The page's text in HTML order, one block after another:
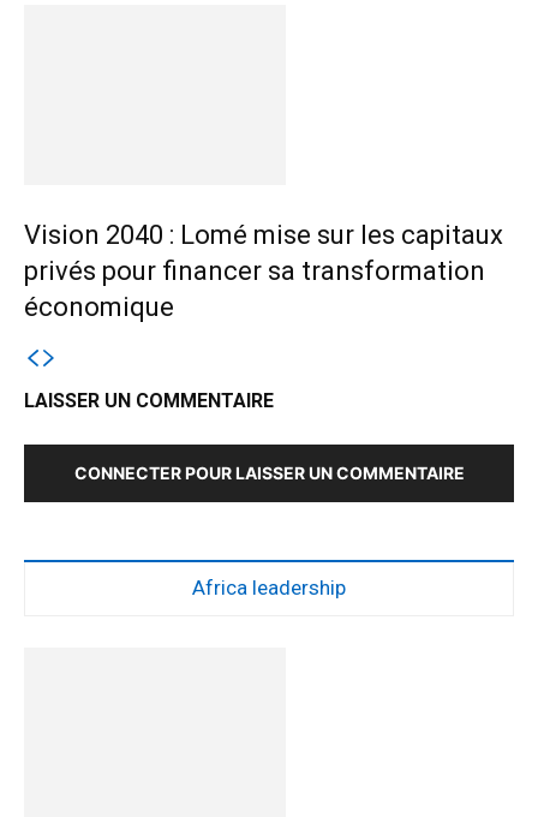
Vision 2040 : Lomé mise sur les capitaux
privés pour financer sa transformation
économique
LAISSER UN COMMENTAIRE
CONNECTER POUR LAISSER UN COMMENTAIRE
Africa leadership